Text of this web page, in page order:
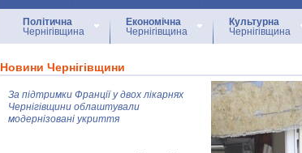
Політична
Чернігівщина
Економічна
Чернігівщина
Культурна
Чернігівщина
Новини Чернігівщини
За підтримки Франції у двох лікарнях
Чернігівщини облаштували
модернізовані укриття